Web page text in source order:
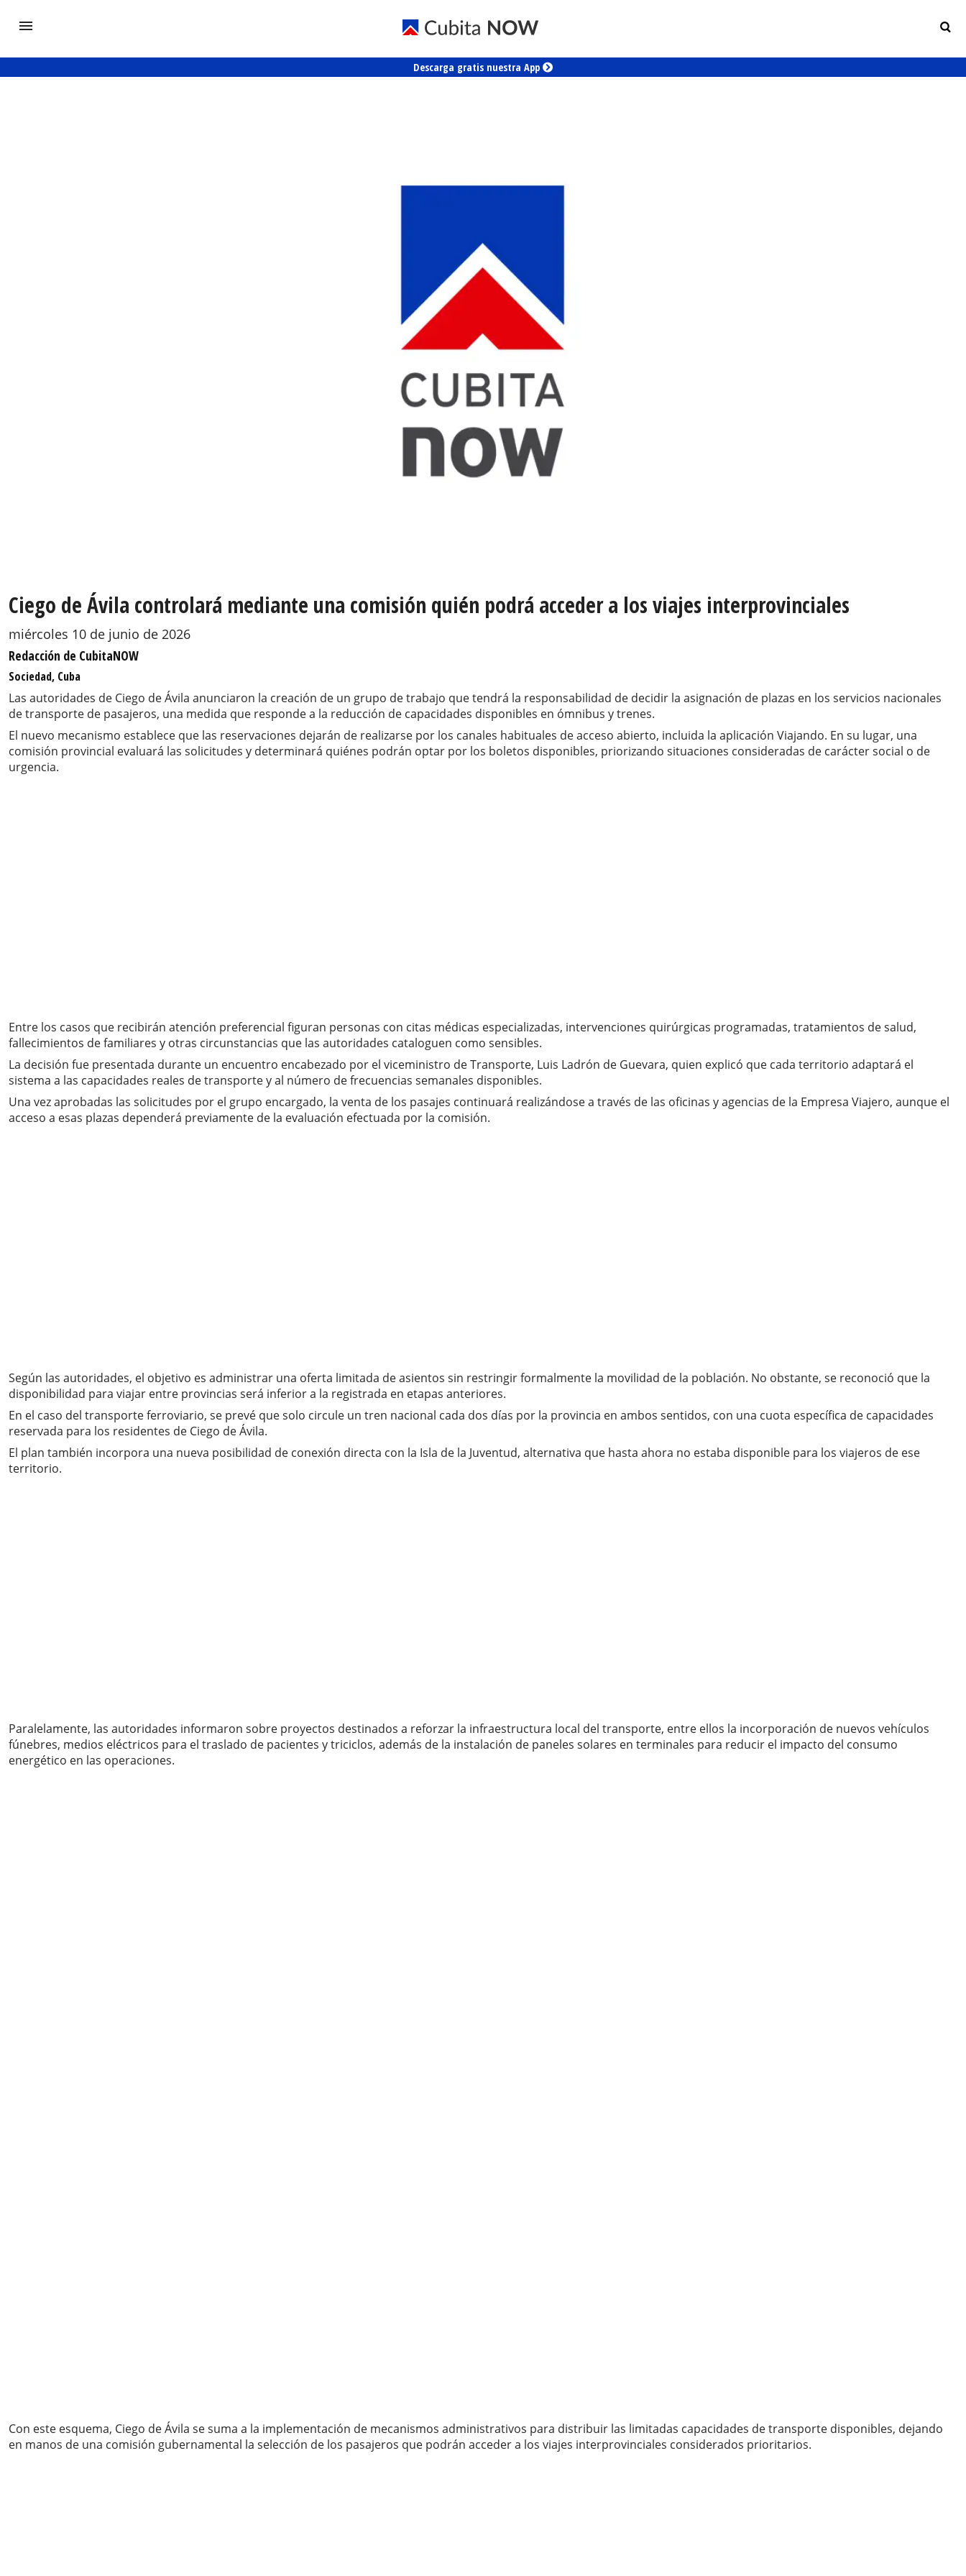
Descarga gratis nuestra App
Ciego de Ávila controlará mediante una comisión quién podrá acceder a los viajes interprovinciales
miércoles 10 de junio de 2026
Redacción de CubitaNOW
Sociedad, Cuba
Las autoridades de Ciego de Ávila anunciaron la creación de un grupo de trabajo que tendrá la responsabilidad de decidir la asignación de plazas en los servicios nacionales
de transporte de pasajeros, una medida que responde a la reducción de capacidades disponibles en ómnibus y trenes.
El nuevo mecanismo establece que las reservaciones dejarán de realizarse por los canales habituales de acceso abierto, incluida la aplicación Viajando. En su lugar, una
comisión provincial evaluará las solicitudes y determinará quiénes podrán optar por los boletos disponibles, priorizando situaciones consideradas de carácter social o de
urgencia.
Entre los casos que recibirán atención preferencial figuran personas con citas médicas especializadas, intervenciones quirúrgicas programadas, tratamientos de salud,
fallecimientos de familiares y otras circunstancias que las autoridades cataloguen como sensibles.
La decisión fue presentada durante un encuentro encabezado por el viceministro de Transporte, Luis Ladrón de Guevara, quien explicó que cada territorio adaptará el
sistema a las capacidades reales de transporte y al número de frecuencias semanales disponibles.
Una vez aprobadas las solicitudes por el grupo encargado, la venta de los pasajes continuará realizándose a través de las oficinas y agencias de la Empresa Viajero, aunque el
acceso a esas plazas dependerá previamente de la evaluación efectuada por la comisión.
Según las autoridades, el objetivo es administrar una oferta limitada de asientos sin restringir formalmente la movilidad de la población. No obstante, se reconoció que la
disponibilidad para viajar entre provincias será inferior a la registrada en etapas anteriores.
En el caso del transporte ferroviario, se prevé que solo circule un tren nacional cada dos días por la provincia en ambos sentidos, con una cuota específica de capacidades
reservada para los residentes de Ciego de Ávila.
El plan también incorpora una nueva posibilidad de conexión directa con la Isla de la Juventud, alternativa que hasta ahora no estaba disponible para los viajeros de ese
territorio.
Paralelamente, las autoridades informaron sobre proyectos destinados a reforzar la infraestructura local del transporte, entre ellos la incorporación de nuevos vehículos
fúnebres, medios eléctricos para el traslado de pacientes y triciclos, además de la instalación de paneles solares en terminales para reducir el impacto del consumo
energético en las operaciones.
Con este esquema, Ciego de Ávila se suma a la implementación de mecanismos administrativos para distribuir las limitadas capacidades de transporte disponibles, dejando
en manos de una comisión gubernamental la selección de los pasajeros que podrán acceder a los viajes interprovinciales considerados prioritarios.